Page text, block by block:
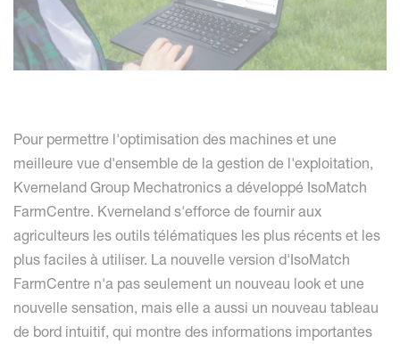
Pour permettre l'optimisation des machines et une
meilleure vue d'ensemble de la gestion de l'exploitation,
Kverneland Group Mechatronics a développé IsoMatch
FarmCentre. Kverneland s'efforce de fournir aux
agriculteurs les outils télématiques les plus récents et les
plus faciles à utiliser. La nouvelle version d'IsoMatch
FarmCentre n'a pas seulement un nouveau look et une
nouvelle sensation, mais elle a aussi un nouveau tableau
de bord intuitif, qui montre des informations importantes